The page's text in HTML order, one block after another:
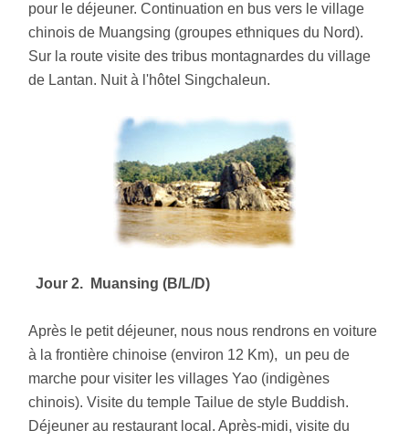
pour le déjeuner. Continuation en bus vers le village
chinois de Muangsing (groupes ethniques du Nord).
Sur la route visite des tribus montagnardes du village
de Lantan. Nuit à l'hôtel Singchaleun.
Jour 2. Muansing (B/L/D)
Après le petit déjeuner, nous nous rendrons en voiture
à la frontière chinoise (environ 12 Km), un peu de
marche pour visiter les villages Yao (indigènes
chinois). Visite du temple Tailue de style Buddish.
Déjeuner au restaurant local. Après-midi, visite du